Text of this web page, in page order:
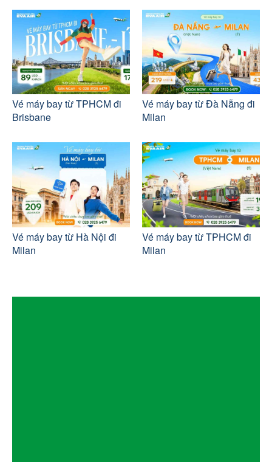
Vé máy bay từ TPHCM đi
Brisbane
Vé máy bay từ Đà Nẵng đi
Milan
Vé máy bay từ Hà Nội đi
Milan
Vé máy bay từ TPHCM đi
Milan